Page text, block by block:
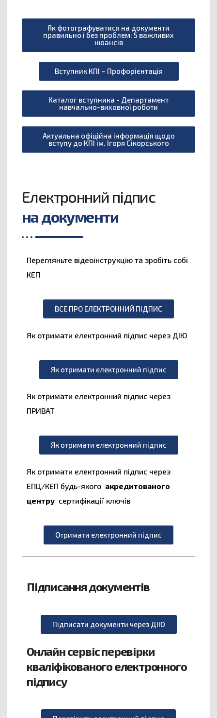
Як фотографуватися на документи
правильно і без проблем: 5 важливих
нюансів
Вступник КПІ – Профорієнтація
Каталог вступника - Департамент
навчально-виховної роботи
Актуальна офіційна інформація щодо
вступу до КПІ ім. Ігоря Сікорського
Електронний підпис
на документи
Перегляньте відеоінструкцію та зробіть собі
КЕП
ВСЕ ПРО ЕЛЕКТРОННИЙ ПІДПИС
Як отримати електронний підпис через ДІЮ
Як отримати електронний підпис
Як отримати електронний підпис через
ПРИВАТ
Як отримати електронний підпис
Як отримати електронний підпис через
ЕПЦ/КЕП будь-якого акредитованого
центру сертифікації ключів
Отримати електронний підпис
Підписання документів
Підписати документи через ДІЮ
Онлайн сервіс перевірки
кваліфікованого електронного
підпису